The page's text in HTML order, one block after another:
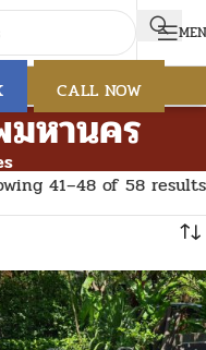
CALL NOW
มหานคร
41–48 of 58 results